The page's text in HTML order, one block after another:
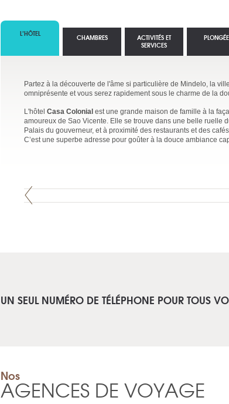
L’HÔTEL
Partez à la découverte de l'âme si particulière de Mindelo, la
omniprésente et vous serez rapidement sous le charme de la
L'hôtel Casa Colonial est une grande maison de famille à la
amoureux de Sao Vicente. Elle se trouve dans une belle ruelle
Palais du gouverneur, et à proximité des restaurants et des
C’est une superbe adresse pour goûter à la douce ambiance
CHAMBRES
ACTIVITÉS ET
SERVICES
PLONGÉE
UN SEUL NUMÉRO DE TÉLÉPHONE POUR TOUS
Nos
AGENCES DE VOYAGE